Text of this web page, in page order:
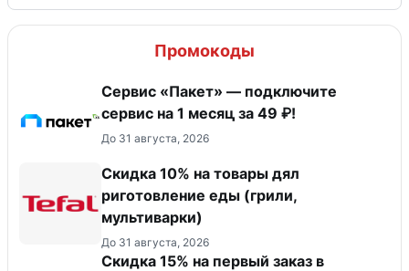
Промокоды
Сервис «Пакет» — подключите
сервис на 1 месяц за 49 ₽!
До 31 августа, 2026
Скидка 10% на товары дял
риготовление еды (грили,
мультиварки)
До 31 августа, 2026
Скидка 15% на первый заказ в